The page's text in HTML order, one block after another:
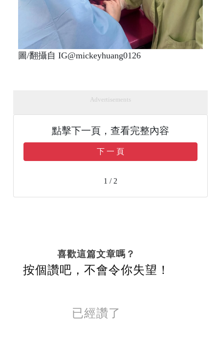
圖/翻攝自 IG@mickeyhuang0126
Advertisements
點擊下一頁，查看完整內容
下 一 頁
1 / 2
喜歡這篇文章嗎？
按個讚吧，不會令你失望！
已經讚了